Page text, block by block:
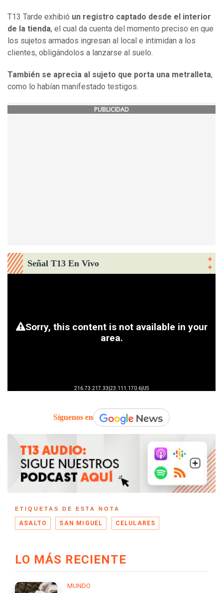
T13 Tarde exhibió un registro captado desde el interior
de la tienda, el cual da cuenta del momento preciso en que
los sujetos armados ingresan al local e intimidan a los
clientes, obligándolos a lanzarse al suelo.
También se aprecia al sujeto que porta una metralleta,
como lo habían manifestado testigos.
PUBLICIDAD
Señal T13 En Vivo
Síguenos en
ETIQUETAS DE ESTA NOTA
ASALTO SAN MIGUEL CELULARES
LO MÁS RECIENTE
MUNDO